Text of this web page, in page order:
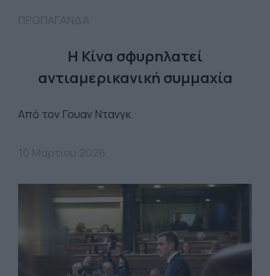
Η Κίνα σφυρηλατεί
αντιαμερικανική συμμαχία
Από τον Γουαν Ντανγκ